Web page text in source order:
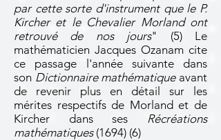
par cette sorte d'instrument que le P.
Kircher et le Chevalier Morland ont
retrouvé de nos jours" (5) Le
mathématicien Jacques Ozanam cite
ce passage l'année suivante dans
son Dictionnaire mathématique avant
de revenir plus en détail sur les
mérites respectifs de Morland et de
Kircher dans ses Récréations
mathématiques(1694) (6)